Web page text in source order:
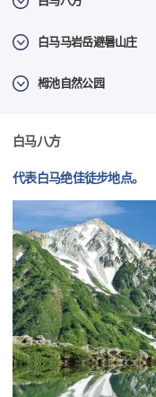
白马马岩岳避暑山庄
栂池自然公园
白马八方
代表白马绝佳徒步地点。